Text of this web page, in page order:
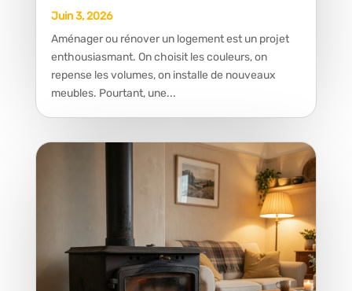
Juin 3, 2026
Aménager ou rénover un logement est un projet
enthousiasmant. On choisit les couleurs, on
repense les volumes, on installe de nouveaux
meubles. Pourtant, une...